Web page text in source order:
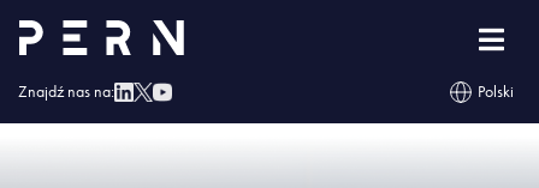
Znajdź nas na: Polski
Strona główna »Komunikat PERN w sprawie dostaw ropy naftowej do Polski»